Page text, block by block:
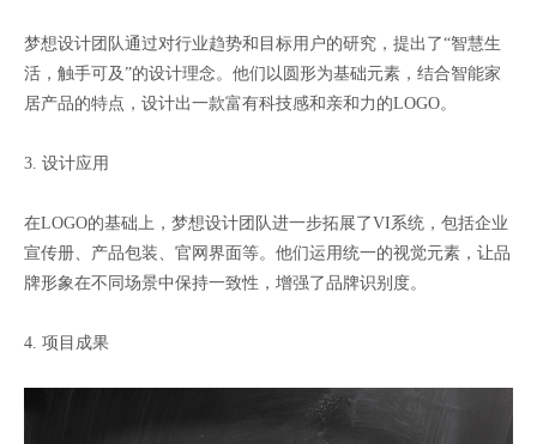
梦想设计团队通过对行业趋势和目标用户的研究，提出了“智慧生
活，触手可及”的设计理念。他们以圆形为基础元素，结合智能家
居产品的特点，设计出一款富有科技感和亲和力的LOGO。
3. 设计应用
在LOGO的基础上，梦想设计团队进一步拓展了VI系统，包括企业
宣传册、产品包装、官网界面等。他们运用统一的视觉元素，让品
牌形象在不同场景中保持一致性，增强了品牌识别度。
4. 项目成果